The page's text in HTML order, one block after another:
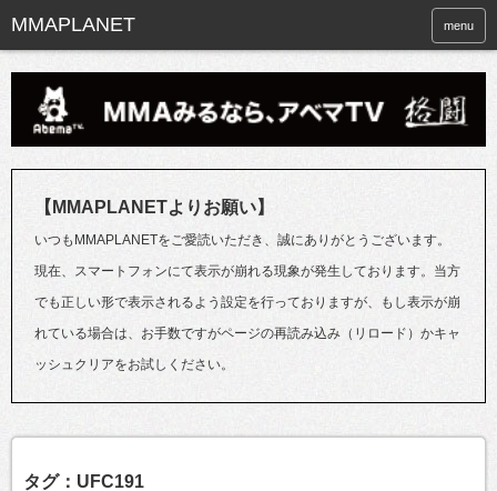
menu
【MMAPLANETよりお願い】
いつもMMAPLANETをご愛読いただき、誠にありがとうございます。
現在、スマートフォンにて表示が崩れる現象が発生しております。当方
でも正しい形で表示されるよう設定を行っておりますが、もし表示が崩
れている場合は、お手数ですがページの再読み込み（リロード）かキャ
ッシュクリアをお試しください。
タグ：UFC191